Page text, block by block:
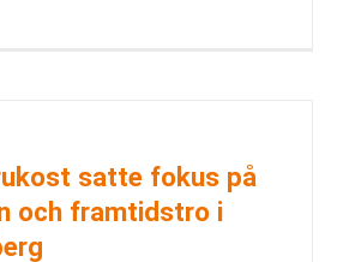
satte fokus på
och framtidstro i